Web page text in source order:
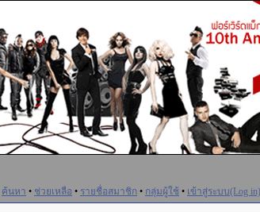
ค้นหา • ช่วยเหลือ • รายชื่อสมาชิก • กลุ่มผู้ใช้ • เข้าสู่ระบบ(Log in)